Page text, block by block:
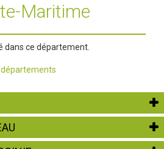
Maritime
dans ce département.
départements